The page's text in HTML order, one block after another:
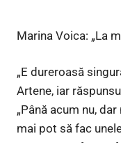
Marina Voica: „La
„E dureroasă
Artene, iar
„Până acum nu,
mai pot să fac